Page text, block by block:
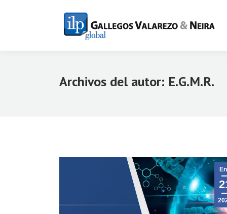
Archivos del autor: E.G.M.R.